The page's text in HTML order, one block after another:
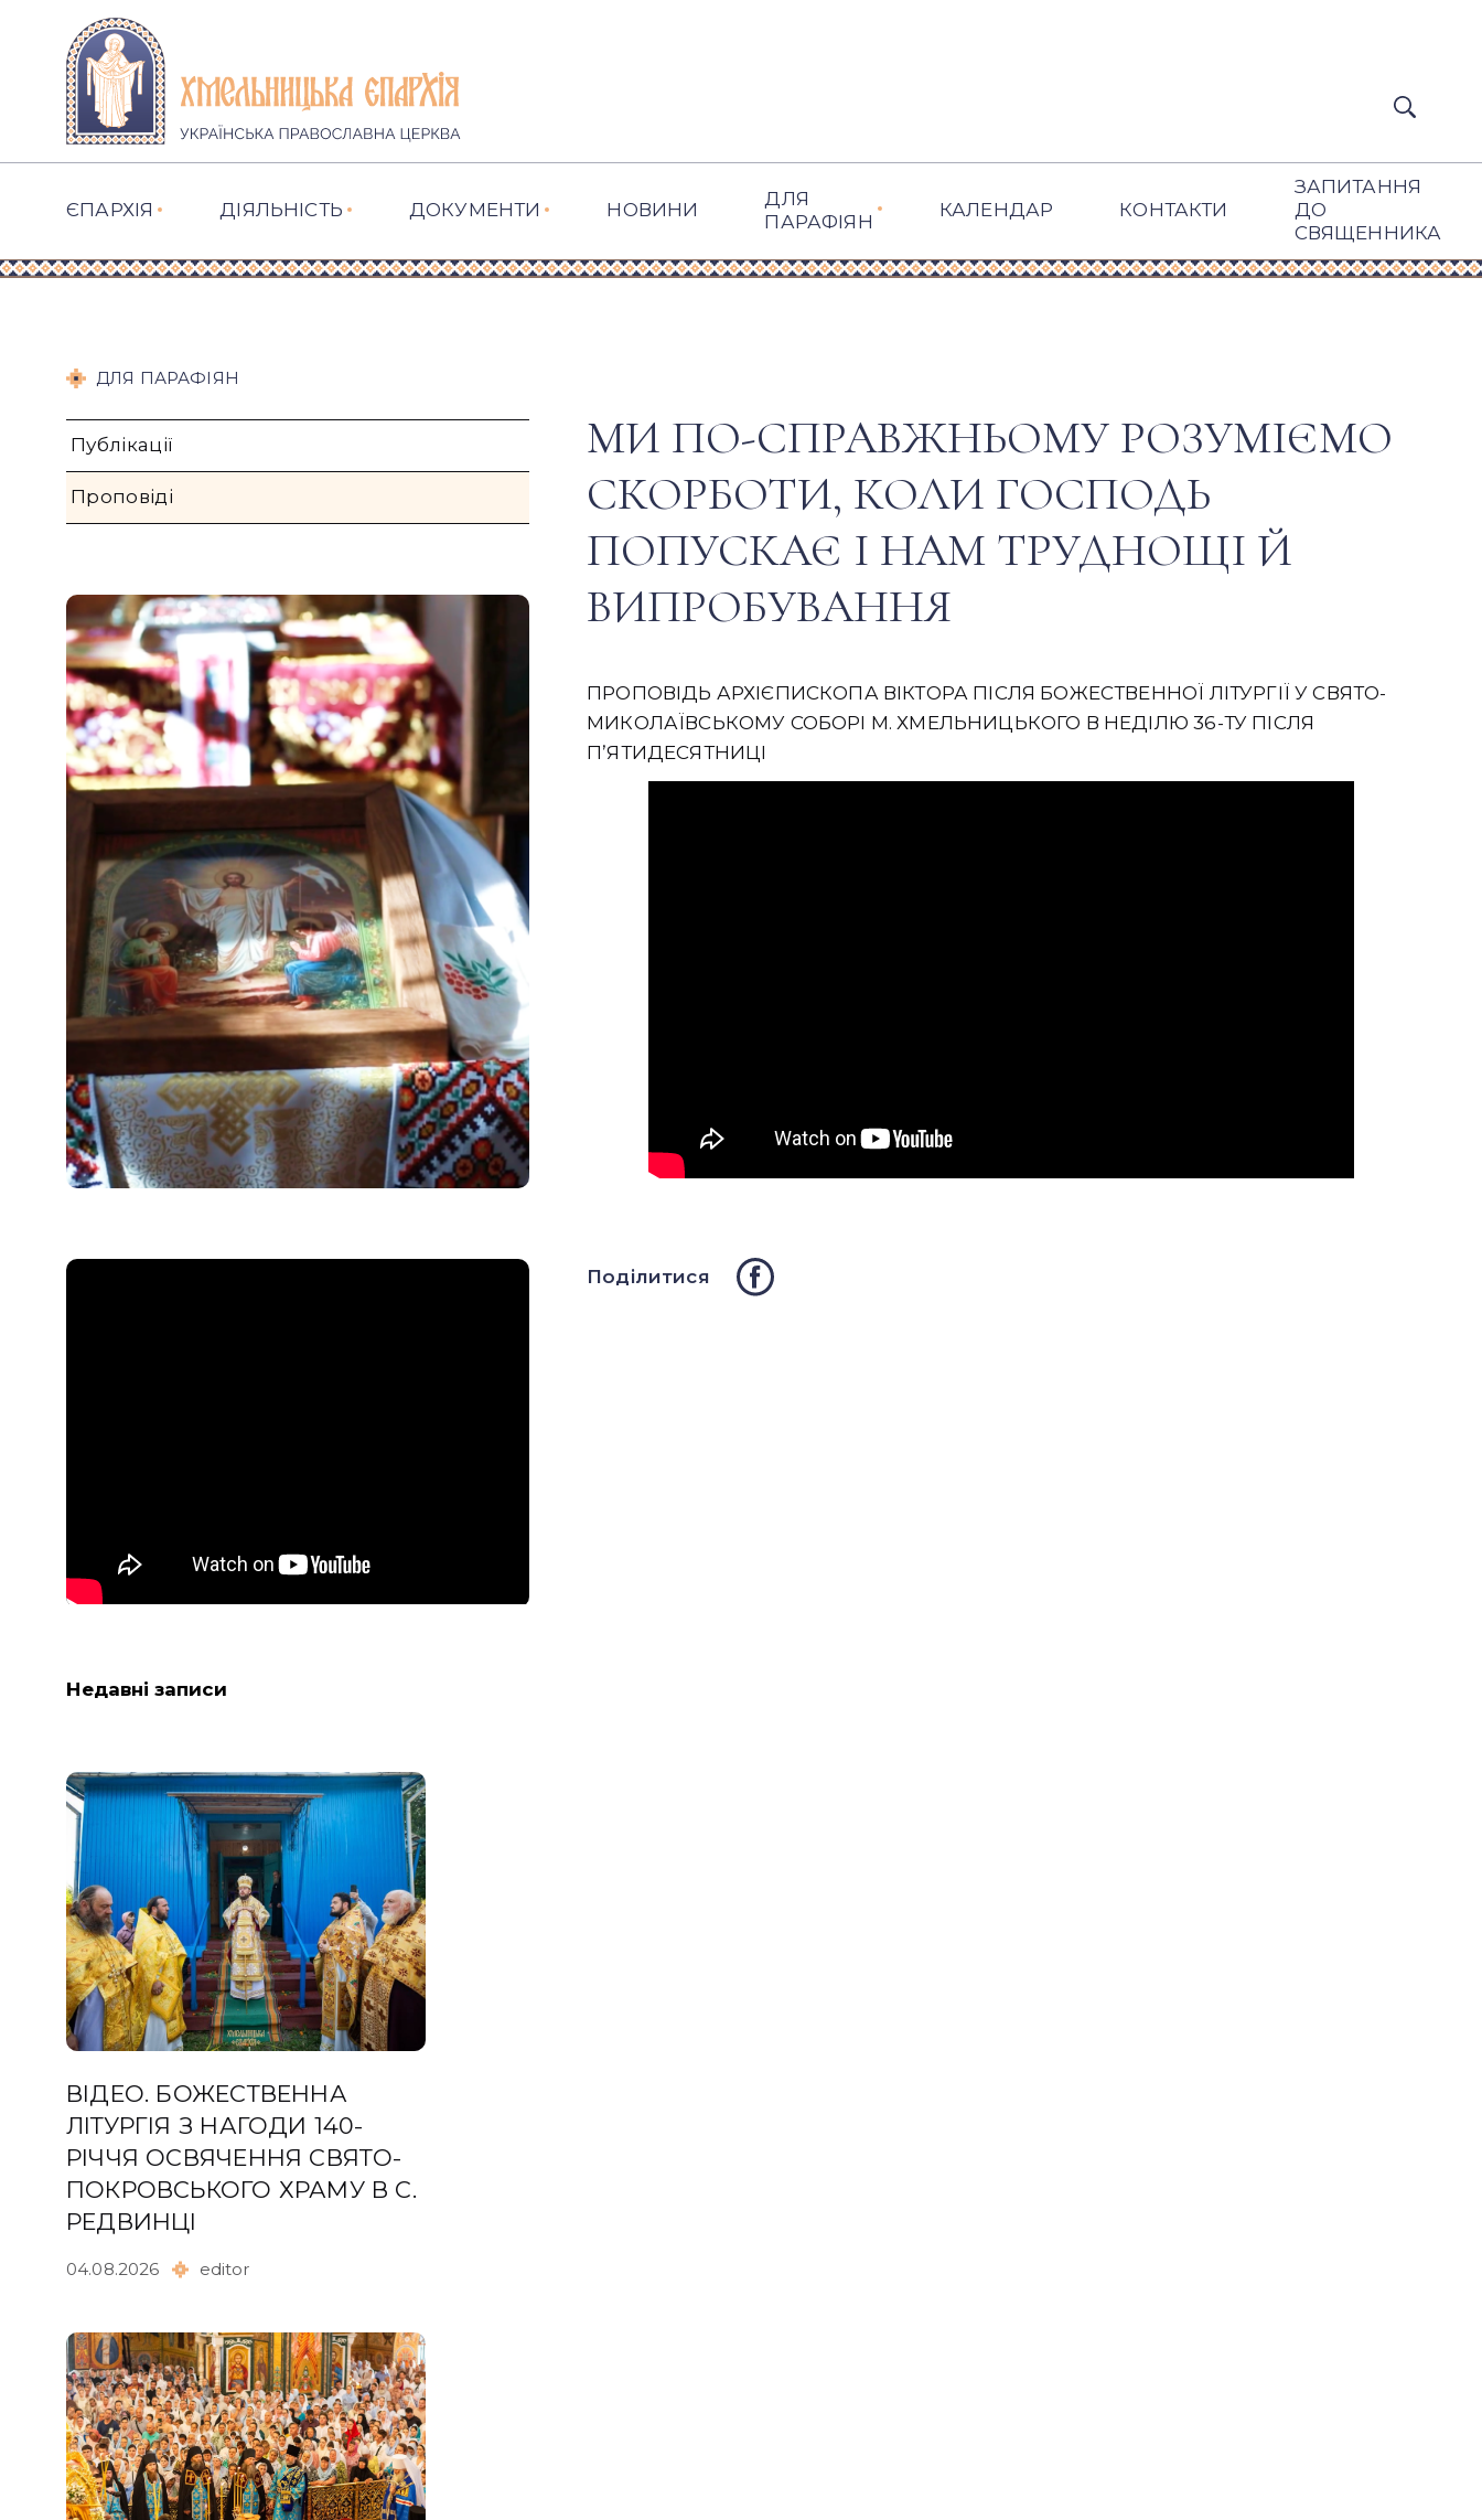
ЄПАРХІЯ ДІЯЛЬНІСТЬ ДОКУМЕНТИ НОВИНИ
ДЛЯ
ПАРАФІЯН
КАЛЕНДАР КОНТАКТИ
ЗАПИТАННЯ
ДО
СВЯЩЕННИКА
ДЛЯ ПАРАФІЯН
Публікації
Проповіді
Недавні записи
ВІДЕО. БОЖЕСТВЕННА
ЛІТУРГІЯ З НАГОДИ 140-
РІЧЧЯ ОСВЯЧЕННЯ СВЯТО-
ПОКРОВСЬКОГО ХРАМУ В С.
РЕДВИНЦІ
04.08.2026 editor
МИ ПО-СПРАВЖНЬОМУ РОЗУМІЄМО
СКОРБОТИ, КОЛИ ГОСПОДЬ
ПОПУСКАЄ І НАМ ТРУДНОЩІ Й
ВИПРОБУВАННЯ
ПРОПОВІДЬ АРХІЄПИСКОПА ВІКТОРА ПІСЛЯ БОЖЕСТВЕННОЇ ЛІТУРГІЇ У СВЯТО-
МИКОЛАЇВСЬКОМУ СОБОРІ М. ХМЕЛЬНИЦЬКОГО В НЕДІЛЮ 36-ТУ ПІСЛЯ
ПʼЯТИДЕСЯТНИЦІ
Поділитися